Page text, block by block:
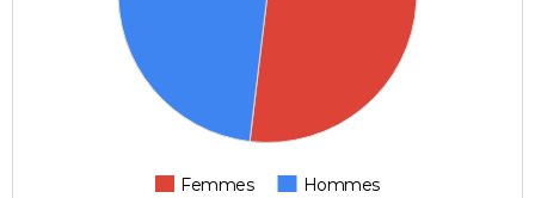
Femmes Hommes